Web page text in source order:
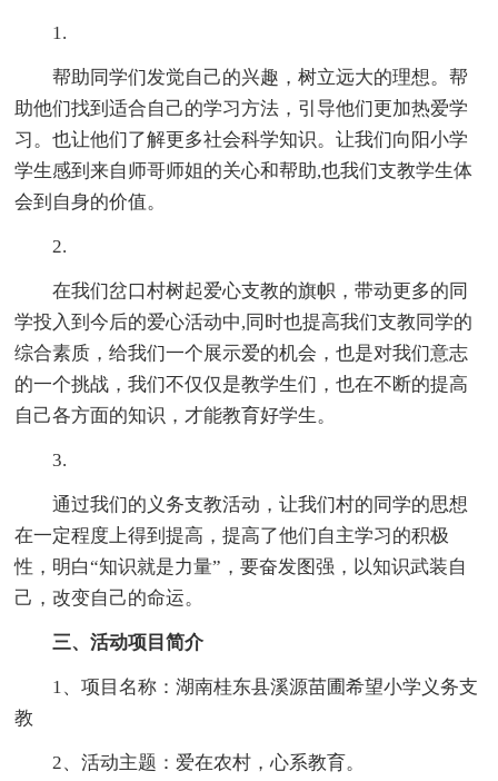
1.
帮助同学们发觉自己的兴趣，树立远大的理想。帮
助他们找到适合自己的学习方法，引导他们更加热爱学
习。也让他们了解更多社会科学知识。让我们向阳小学
学生感到来自师哥师姐的关心和帮助,也我们支教学生体
会到自身的价值。
2.
在我们岔口村树起爱心支教的旗帜，带动更多的同
学投入到今后的爱心活动中,同时也提高我们支教同学的
综合素质，给我们一个展示爱的机会，也是对我们意志
的一个挑战，我们不仅仅是教学生们，也在不断的提高
自己各方面的知识，才能教育好学生。
3.
通过我们的义务支教活动，让我们村的同学的思想
在一定程度上得到提高，提高了他们自主学习的积极
性，明白“知识就是力量”，要奋发图强，以知识武装自
己，改变自己的命运。
三、活动项目简介
1、项目名称：湖南桂东县溪源苗圃希望小学义务支
教
2、活动主题：爱在农村，心系教育。